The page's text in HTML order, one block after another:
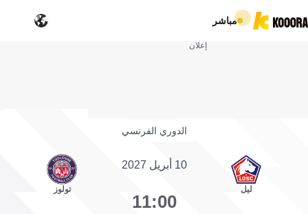
مباشر
إعلان
الدوري الفرنسي
ليل
10 أبريل 2027
11:00
تولوز